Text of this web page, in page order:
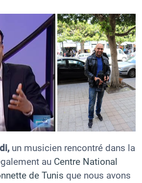
un musicien rencontré dans la
au Centre National
de Tunis que nous avons